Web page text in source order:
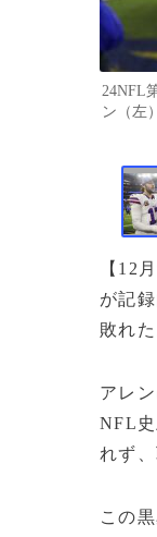
24NFL
ン（左
【12
が記
敗れた
アレ
NFL
れず
この